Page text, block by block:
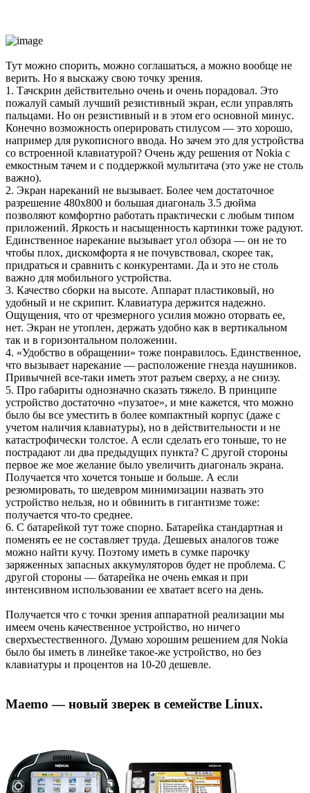
Тут можно спорить, можно соглашаться, а можно вообще не
верить. Но я выскажу свою точку зрения.
1. Тачскрин действительно очень и очень порадовал. Это
пожалуй самый лучший резистивный экран, если управлять
пальцами. Но он резистивный и в этом его основной минус.
Конечно возможность оперировать стилусом — это хорошо,
например для рукописного ввода. Но зачем это для устройства
со встроенной клавиатурой? Очень жду решения от Nokia с
емкостным тачем и с поддержкой мультитача (это уже не столь
важно).
2. Экран нареканий не вызывает. Более чем достаточное
разрешение 480х800 и большая диагональ 3.5 дюйма
позволяют комфортно работать практически с любым типом
приложений. Яркость и насыщенность картинки тоже радуют.
Единственное нарекание вызывает угол обзора — он не то
чтобы плох, дискомфорта я не почувствовал, скорее так,
придраться и сравнить с конкурентами. Да и это не столь
важно для мобильного устройства.
3. Качество сборки на высоте. Аппарат пластиковый, но
удобный и не скрипит. Клавиатура держится надежно.
Ощущения, что от чрезмерного усилия можно оторвать ее,
нет. Экран не утоплен, держать удобно как в вертикальном
так и в горизонтальном положении.
4. «Удобство в обращении» тоже понравилось. Единственное,
что вызывает нарекание — расположение гнезда наушников.
Привычней все-таки иметь этот разъем сверху, а не снизу.
5. Про габариты однозначно сказать тяжело. В принципе
устройство достаточно «пузатое», и мне кажется, что можно
было бы все уместить в более компактный корпус (даже с
учетом наличия клавиатуры), но в действительности и не
катастрофически толстое. А если сделать его тоньше, то не
пострадают ли два предыдущих пункта? С другой стороны
первое же мое желание было увеличить диагональ экрана.
Получается что хочется тоньше и больше. А если
резюмировать, то шедевром минимизации назвать это
устройство нельзя, но и обвинить в гигантизме тоже:
получается что-то среднее.
6. С батарейкой тут тоже спорно. Батарейка стандартная и
поменять ее не составляет труда. Дешевых аналогов тоже
можно найти кучу. Поэтому иметь в сумке парочку
заряженных запасных аккумуляторов будет не проблема. С
другой стороны — батарейка не очень емкая и при
интенсивном использовании ее хватает всего на день.
Получается что с точки зрения аппаратной реализации мы
имеем очень качественное устройство, но ничего
сверхъестественного. Думаю хорошим решением для Nokia
было бы иметь в линейке такое-же устройство, но без
клавиатуры и процентов на 10-20 дешевле.
Maemo — новый зверек в семействе Linux.